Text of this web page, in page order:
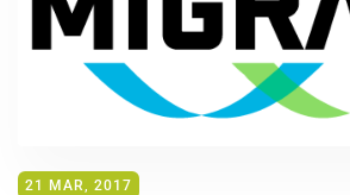
21 MAR, 2017